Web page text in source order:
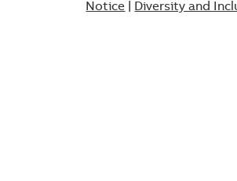
Notice
Diversity and